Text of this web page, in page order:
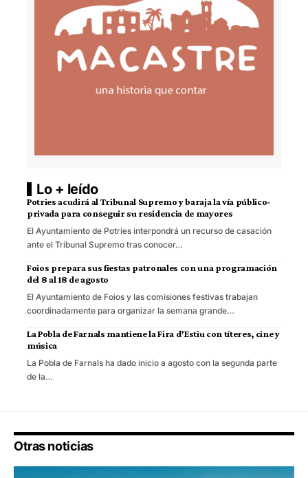
Lo + leído
Potries acudirá al Tribunal Supremo y baraja la vía público-
privada para conseguir su residencia de mayores
El Ayuntamiento de Potries interpondrá un recurso de casación
ante el Tribunal Supremo tras conocer…
Foios prepara sus fiestas patronales con una programación
del 8 al 18 de agosto
El Ayuntamiento de Foios y las comisiones festivas trabajan
coordinadamente para organizar la semana grande…
La Pobla de Farnals mantiene la Fira d’Estiu con títeres, cine y
música
La Pobla de Farnals ha dado inicio a agosto con la segunda parte
de la…
Otras noticias